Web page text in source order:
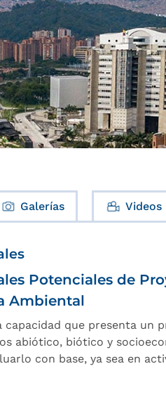
Galerías Videos
Potenciales de
Ambiental
capacidad que presenta un
abiótico, biótico y
con base, ya sea en